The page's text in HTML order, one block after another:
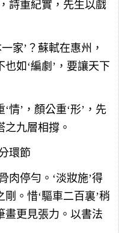
詩重紀實，先生以戲
家’？蘇軾在惠州，
如‘編劇’，要讓天下
情’，顏公重‘形’，先
之九層相撐。
環節
肉停勻。‘淡妝施’得
剛。惜‘驅車二百裏’稍
畫更見張力。以書法